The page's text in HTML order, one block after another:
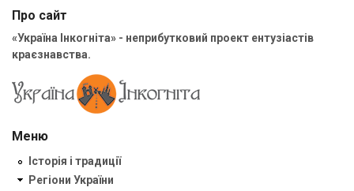
Про сайт
«Україна Інкогніта» - неприбутковий проект ентузіастів
краєзнавства.
Меню
Історія і традиції
Регіони України